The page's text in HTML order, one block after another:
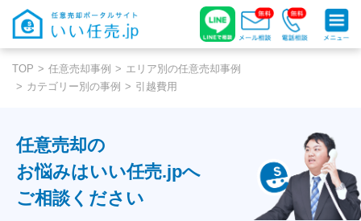
TOP 任意売却事例
エリア別の任意売却事例
カテゴリー別の事例
引越費用
任意売却の
お悩みはいい任売.jpへ
ご相談ください